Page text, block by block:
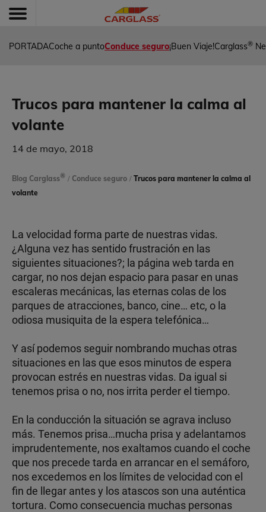
PORTADACoche a puntoConduce seguro¡Buen Viaje!Carglass®
Trucos para mantener la calma al
volante
14 de mayo, 2018
Blog Carglass® / Conduce seguro / Trucos para mantener la calma al
volante
La velocidad forma parte de nuestras vidas.
¿Alguna vez has sentido frustración en las
siguientes situaciones?; la página web tarda en
cargar, no nos dejan espacio para pasar en unas
escaleras mecánicas, las eternas colas de los
parques de atracciones, banco, cine… etc, o la
odiosa musiquita de la espera telefónica…
Y así podemos seguir nombrando muchas otras
situaciones en las que esos minutos de espera
provocan estrés en nuestras vidas. Da igual si
tenemos prisa o no, nos irrita perder el tiempo.
En la conducción la situación se agrava incluso
más. Tenemos prisa…mucha prisa y adelantamos
imprudentemente, nos exaltamos cuando el coche
que nos precede tarda en arrancar en el semáforo,
nos excedemos en los límites de velocidad con el
fin de llegar antes y los atascos son una auténtica
tortura. Como consecuencia muchas personas